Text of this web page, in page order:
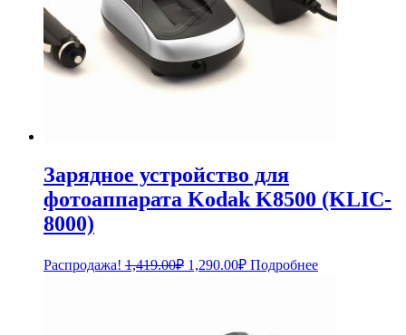
Зарядное устройство для
фотоаппарата Kodak K8500 (KLIC-
8000)
Распродажа! 1,419.00₽ Первоначальная
1,290.00₽Текущая
цена:
Подробнее